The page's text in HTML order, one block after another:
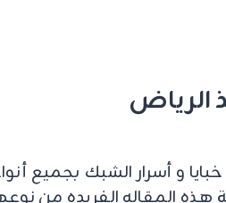
و أسرار الشبك بجميع